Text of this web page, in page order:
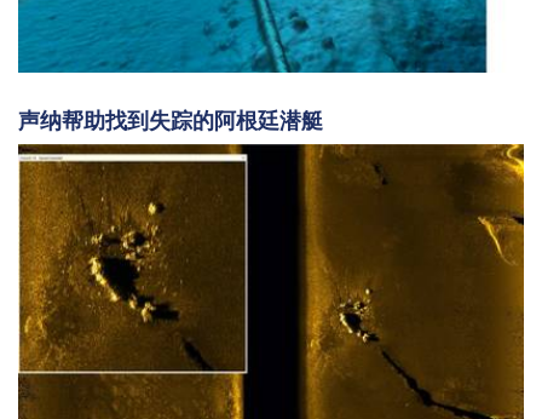
声纳帮助找到失踪的阿根廷潜艇